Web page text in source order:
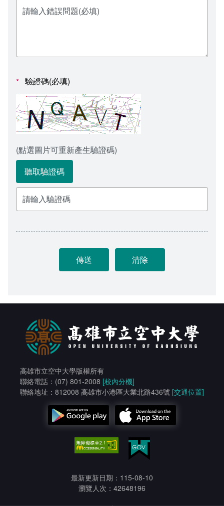
電算中心
人事室
各單位意見信箱
諮詢信箱進度查詢
影音資訊
* 驗證碼(必填)
(點選圖片可重新產生驗證碼)
聽取驗證碼
高雄市立空中大學版權所有
聯絡電話：(07) 801-2008 [校內分機]
聯絡地址：812008 高雄市小港區大業北路436號 [交通位置]
最新更新日期：115-08-10
瀏覽人次：42648196